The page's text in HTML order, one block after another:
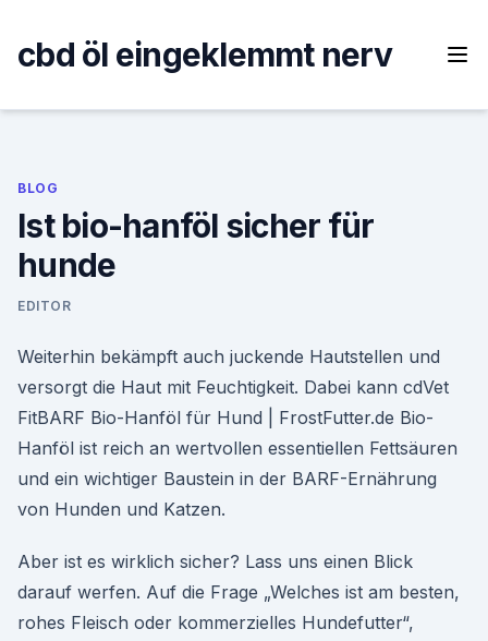
content
cbd öl eingeklemmt nerv
BLOG
Ist bio-hanföl sicher für
hunde
EDITOR
Weiterhin bekämpft auch juckende Hautstellen und
versorgt die Haut mit Feuchtigkeit. Dabei kann cdVet
FitBARF Bio-Hanföl für Hund | FrostFutter.de Bio-
Hanföl ist reich an wertvollen essentiellen Fettsäuren
und ein wichtiger Baustein in der BARF-Ernährung
von Hunden und Katzen.
Aber ist es wirklich sicher? Lass uns einen Blick
darauf werfen. Auf die Frage „Welches ist am besten,
rohes Fleisch oder kommerzielles Hundefutter“,